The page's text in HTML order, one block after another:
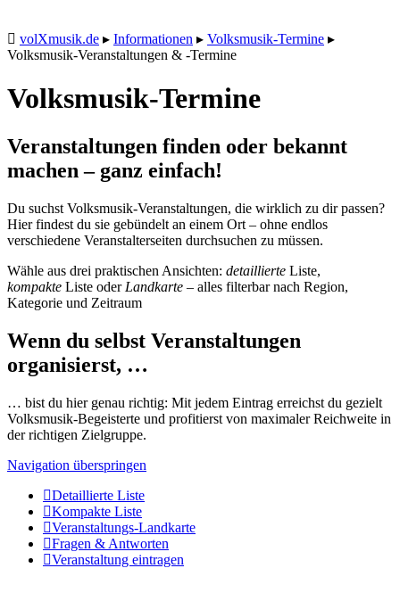
volXmusik.de ▸ Informationen ▸ Volksmusik-Termine ▸
Volksmusik-Veranstaltungen & -Termine
Volksmusik-Termine
Veranstaltungen finden oder bekannt
machen – ganz einfach!
Du suchst Volksmusik-Veranstaltungen, die wirklich zu dir passen?
Hier findest du sie gebündelt an einem Ort – ohne endlos
verschiedene Veranstalterseiten durchsuchen zu müssen.
Wähle aus drei praktischen Ansichten: detaillierte Liste,
kompakte Liste oder Landkarte – alles filterbar nach Region,
Kategorie und Zeitraum
Wenn du selbst Veranstaltungen
organisierst, …
… bist du hier genau richtig: Mit jedem Eintrag erreichst du gezielt
Volksmusik-Begeisterte und profitierst von maximaler Reichweite in
der richtigen Zielgruppe.
Navigation überspringen
Detaillierte Liste
Kompakte Liste
Veranstaltungs-Landkarte
Fragen & Antworten
Veranstaltung eintragen